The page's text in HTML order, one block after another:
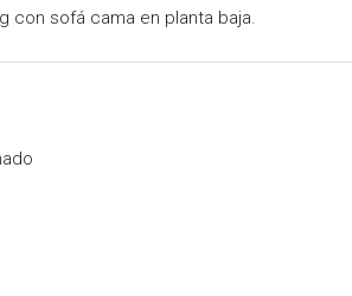
con sofá cama en planta baja.